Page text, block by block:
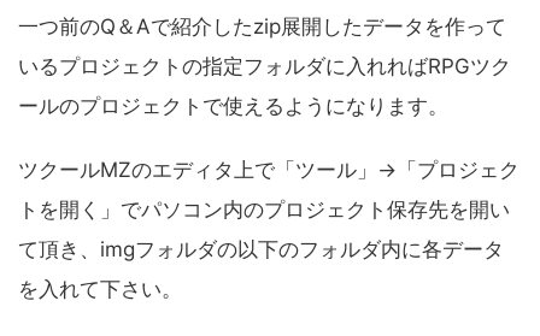
一つ前のQ＆Aで紹介したzip展開したデータを作って
いるプロジェクトの指定フォルダに入れればRPGツク
ールのプロジェクトで使えるようになります。
ツクールMZのエディタ上で「ツール」→「プロジェク
トを開く」でパソコン内のプロジェクト保存先を開い
て頂き、imgフォルダの以下のフォルダ内に各データ
を入れて下さい。